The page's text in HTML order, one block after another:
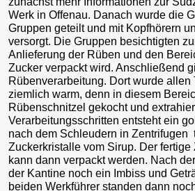
Werk in Offenau. Danach wurde die
Gruppen geteilt und mit Kopfhörern
versorgt. Die Gruppen besichtigten
Anlieferung der Rüben und den
Zucker verpackt wird. Anschließend
Rübenverarbeitung. Dort wurde allen
ziemlich warm, denn in diesem
Rübenschnitzel gekocht und
Verarbeitungsschritten entsteht ein
nach dem Schleudern in Zentrifugen
Zuckerkristalle vom Sirup. Der fertige
kann dann verpackt werden. Nach
der Kantine noch ein Imbiss und
beiden Werkführer standen dann